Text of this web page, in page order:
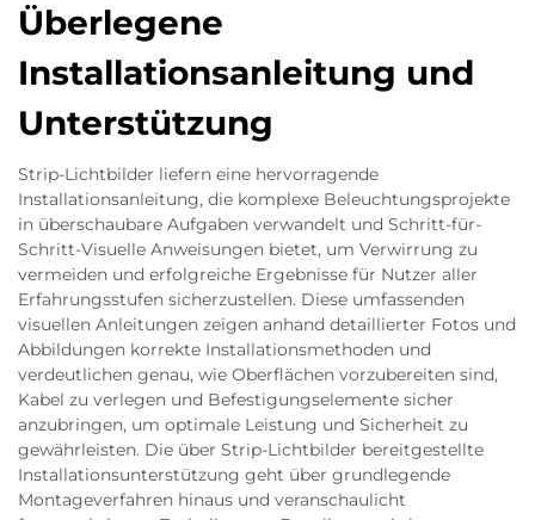
Überlegene
Installationsanleitung und
Unterstützung
Strip-Lichtbilder liefern eine hervorragende
Installationsanleitung, die komplexe Beleuchtungsprojekte
in überschaubare Aufgaben verwandelt und Schritt-für-
Schritt-Visuelle Anweisungen bietet, um Verwirrung zu
vermeiden und erfolgreiche Ergebnisse für Nutzer aller
Erfahrungsstufen sicherzustellen. Diese umfassenden
visuellen Anleitungen zeigen anhand detaillierter Fotos und
Abbildungen korrekte Installationsmethoden und
verdeutlichen genau, wie Oberflächen vorzubereiten sind,
Kabel zu verlegen und Befestigungselemente sicher
anzubringen, um optimale Leistung und Sicherheit zu
gewährleisten. Die über Strip-Lichtbilder bereitgestellte
Installationsunterstützung geht über grundlegende
Montageverfahren hinaus und veranschaulicht